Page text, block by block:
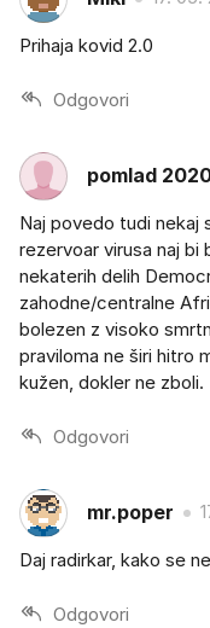
Prihaja kovid 2.0
Odgovori
pomlad
Naj povedo tudi nekaj
rezervoar virusa naj bi
nekaterih delih
zahodne/centralne
bolezen z visoko
praviloma ne širi hitro
kužen, dokler ne zboli.
Odgovori
mr.poper
Daj radirkar, kako se
Odgovori